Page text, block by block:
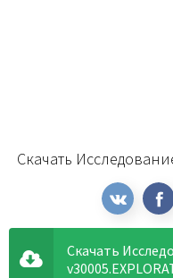
Скачать
Скачать